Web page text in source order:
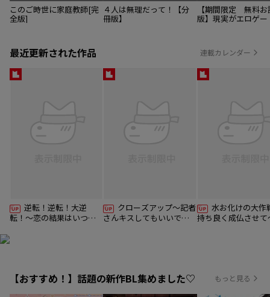
このご時世に家庭教師[完
全版]
４人は無理だって！【分
冊版】
【期間限定 無料お
版】現実がエロゲー
最近更新された作品 連載カレンダー
逆転！逆転！大逆
転！〜恋の結果はいつも
クローズアップ〜記者
さんキスしてもいいです
水お化けの大作
持ち良く成仏させて
【おすすめ！】話題の新作BL集めました♡ もっと見る